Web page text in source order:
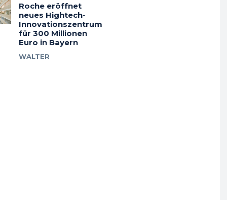
Roche eröffnet
neues Hightech-
Innovationszentrum
für 300 Millionen
Euro in Bayern
WALTER